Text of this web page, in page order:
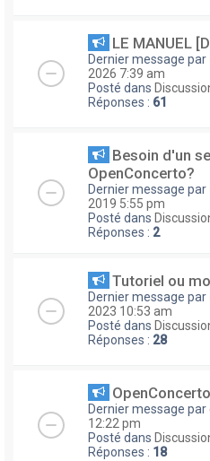
LE MANUEL
Dernier message par
2026 7:39 am
Posté dans
Réponses : 61
Besoin d'un
OpenConcerto?
Dernier message par
2019 5:55 pm
Posté dans
Réponses : 2
Tutoriel ou
Dernier message par
2023 10:53 am
Posté dans
Réponses : 28
Dernier message par
12:22 pm
Posté dans
Réponses : 18